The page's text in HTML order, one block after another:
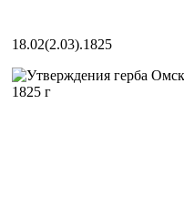
18.02(2.03).1825